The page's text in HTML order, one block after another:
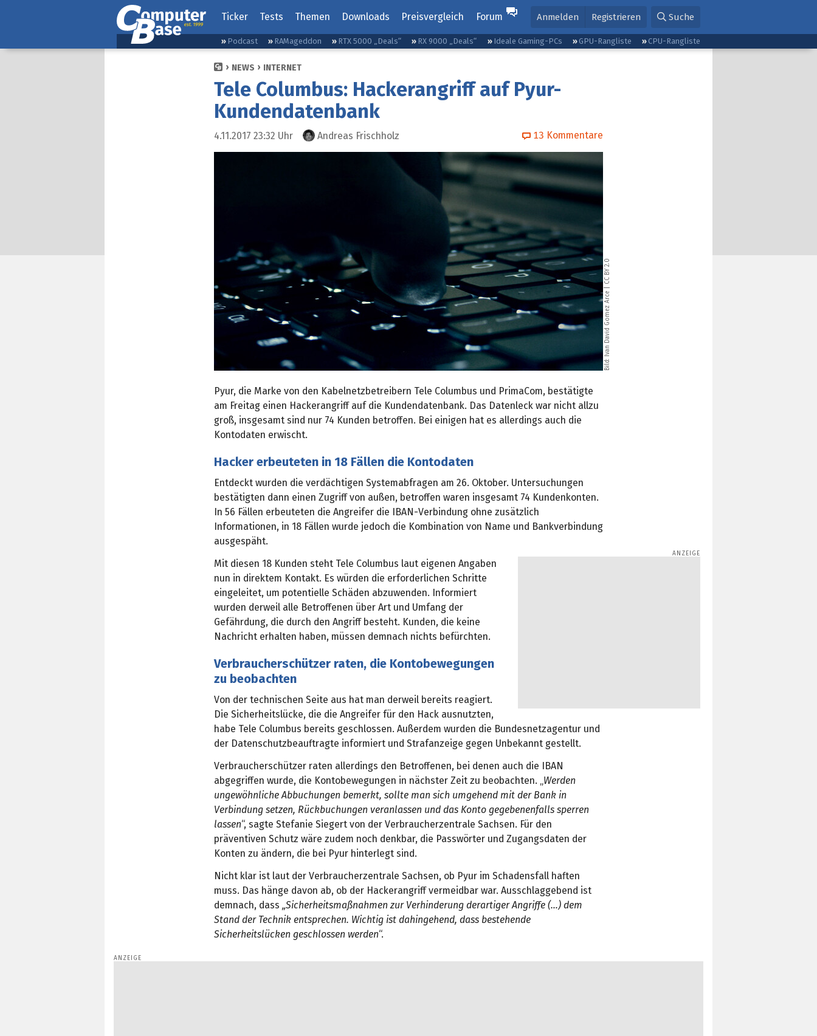
Ticker Tests Themen Downloads Preisvergleich Forum Anmelden Registrieren Suche
Podcast RAMageddon RTX 5000 „Deals“ RX 9000 „Deals“ Ideale Gaming-PCs GPU-Rangliste CPU-Rangliste
NEWS INTERNET
Tele Columbus: Hackerangriff auf Pyur-
Kundendatenbank
4.11.2017 23:32 Uhr Andreas Frischholz 13 Kommentare
Bild:
Ivan David Gomez Arce
|
CC BY 2.0
Pyur, die Marke von den Kabelnetzbetreibern Tele Columbus und PrimaCom, bestätigte
am Freitag einen Hackerangriff auf die Kundendatenbank. Das Datenleck war nicht allzu
groß, insgesamt sind nur 74 Kunden betroffen. Bei einigen hat es allerdings auch die
Kontodaten erwischt.
Hacker erbeuteten in 18 Fällen die Kontodaten
Entdeckt wurden die verdächtigen Systemabfragen am 26. Oktober. Untersuchungen
bestätigten dann einen Zugriff von außen, betroffen waren insgesamt 74 Kundenkonten.
In 56 Fällen erbeuteten die Angreifer die IBAN-Verbindung ohne zusätzlich
Informationen, in 18 Fällen wurde jedoch die Kombination von Name und Bankverbindung
ausgespäht.
Mit diesen 18 Kunden steht Tele Columbus laut eigenen Angaben
nun in direktem Kontakt. Es würden die erforderlichen Schritte
eingeleitet, um potentielle Schäden abzuwenden. Informiert
wurden derweil alle Betroffenen über Art und Umfang der
Gefährdung, die durch den Angriff besteht. Kunden, die keine
Nachricht erhalten haben, müssen demnach nichts befürchten.
Verbraucherschützer raten, die Kontobewegungen
zu beobachten
Von der technischen Seite aus hat man derweil bereits reagiert.
Die Sicherheitslücke, die die Angreifer für den Hack ausnutzten,
habe Tele Columbus bereits geschlossen. Außerdem wurden die Bundesnetzagentur und
der Datenschutzbeauftragte informiert und Strafanzeige gegen Unbekannt gestellt.
Verbraucherschützer raten allerdings den Betroffenen, bei denen auch die IBAN
abgegriffen wurde, die Kontobewegungen in nächster Zeit zu beobachten. „Werden
ungewöhnliche Abbuchungen bemerkt, sollte man sich umgehend mit der Bank in
Verbindung setzen, Rückbuchungen veranlassen und das Konto gegebenenfalls sperren
lassen“, sagte Stefanie Siegert von der Verbraucherzentrale Sachsen. Für den
präventiven Schutz wäre zudem noch denkbar, die Passwörter und Zugangsdaten der
Konten zu ändern, die bei Pyur hinterlegt sind.
Nicht klar ist laut der Verbraucherzentrale Sachsen, ob Pyur im Schadensfall haften
muss. Das hänge davon ab, ob der Hackerangriff vermeidbar war. Ausschlaggebend ist
demnach, dass „Sicherheitsmaßnahmen zur Verhinderung derartiger Angriffe (…) dem
Stand der Technik entsprechen. Wichtig ist dahingehend, dass bestehende
Sicherheitslücken geschlossen werden“.